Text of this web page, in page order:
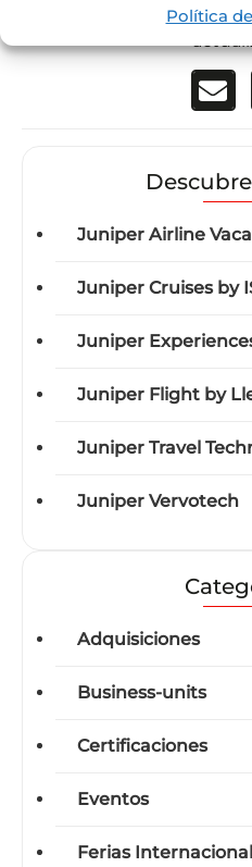
Política
industria turística
Juniper Airline
Juniper Cruises by
Juniper
Juniper Flight by
Juniper Travel
Juniper Vervotech
Adquisiciones
Business-units
Certificaciones
Eventos
Ferias